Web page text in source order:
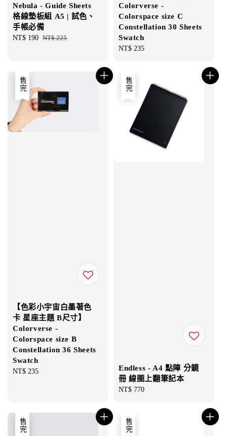
Nebula - Guide Sheets
格線墊板組 A5 | 試色、
手帳必備
Sale
NT$ 190 Regular
NT$ 225
Colorverse -
Colorspace size C
Constellation 30 Sheets
Swatch
Regular
NT$ 235
售完
【色彩小宇宙白墨著色
卡 星座主題 B尺寸】
Colorverse -
Colorspace size B
Constellation 36 Sheets
Swatch
Regular
NT$ 235
售完
Endless - A4 點陣 分鏡
冊 線圈上翻筆記本
Regular
NT$ 770
售完 售完